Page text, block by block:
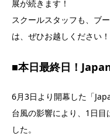
展が続きます！
スクールスタッフも、ブ
は、ぜひお越しください！
■本日最終日！
6月3日より開幕した「
台風の影響により、1日
した。